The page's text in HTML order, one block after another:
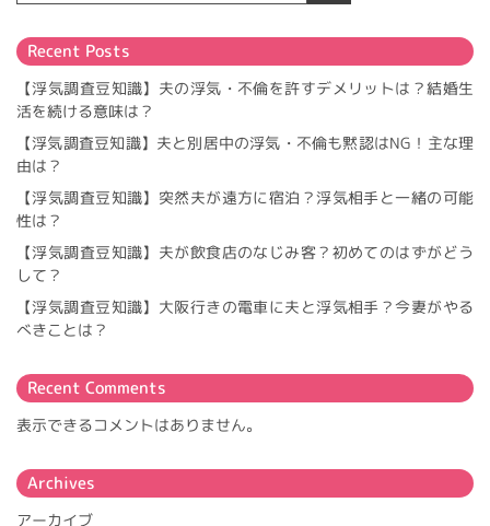
ー
シ
ョ
ン
Recent Posts
【浮気調査豆知識】夫の浮気・不倫を許すデメリットは？結婚生
活を続ける意味は？
【浮気調査豆知識】夫と別居中の浮気・不倫も黙認はNG！主な理
由は？
【浮気調査豆知識】突然夫が遠方に宿泊？浮気相手と一緒の可能
性は？
【浮気調査豆知識】夫が飲食店のなじみ客？初めてのはずがどう
して？
【浮気調査豆知識】大阪行きの電車に夫と浮気相手？今妻がやる
べきことは？
Recent Comments
表示できるコメントはありません。
Archives
アーカイブ